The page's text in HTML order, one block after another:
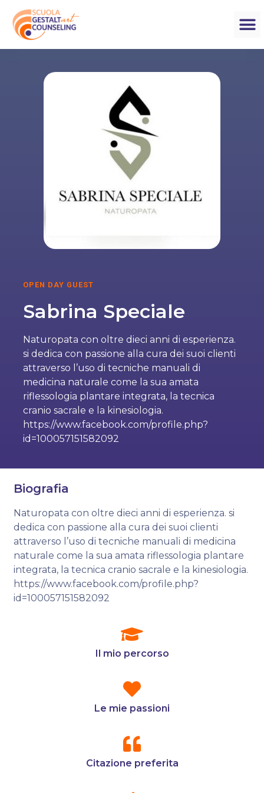
OPEN DAY GUEST
Sabrina Speciale
Naturopata con oltre dieci anni di esperienza.
si dedica con passione alla cura dei suoi clienti
attraverso l’uso di tecniche manuali di
medicina naturale come la sua amata
riflessologia plantare integrata, la tecnica
cranio sacrale e la kinesiologia.
https://www.facebook.com/profile.php?
id=100057151582092
Biografia
Naturopata con oltre dieci anni di esperienza. si
dedica con passione alla cura dei suoi clienti
attraverso l’uso di tecniche manuali di medicina
naturale come la sua amata riflessologia plantare
integrata, la tecnica cranio sacrale e la kinesiologia.
https://www.facebook.com/profile.php?
id=100057151582092
Il mio percorso
Le mie passioni
Citazione preferita